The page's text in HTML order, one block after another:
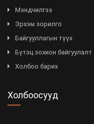
Мэндчилгээ
Эрхэм зорилго
Байгууллагын түүх
Бүтэц зохион байгуулалт
Холбоо барих
Холбоосууд